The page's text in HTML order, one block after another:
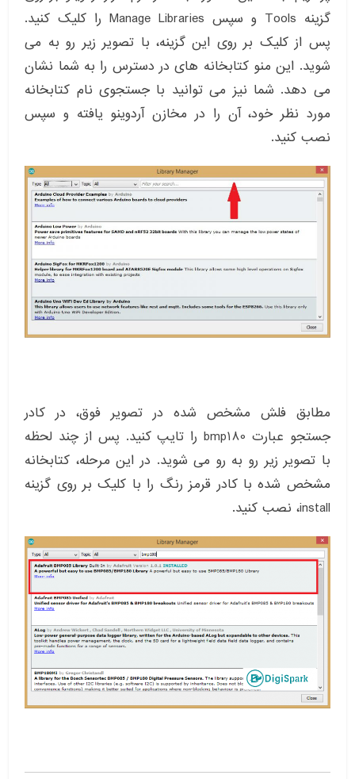
گزینه Tools و سپس Manage Libraries را کلیک کنید.
پس از کلیک بر روی این گزینه، با تصویر زیر رو به می
شوید. این منو کتابخانه های در دسترس را به شما نشان
می دهد. شما نیز می توانید با جستجوی نام کتابخانه
مورد نظر خود، آن را در مخازن آردوینو یافته و سپس
نصب کنید.
مطابق فلش مشخص شده در تصویر فوق، در کادر
جستجو عبارت bmp180 را تایپ کنید. پس از چند لحظه
با تصویر زیر رو به رو می شوید. در این مرحله، کتابخانه
مشخص شده با کادر قرمز رنگ را با کلیک بر روی گزینه
install، نصب کنید.